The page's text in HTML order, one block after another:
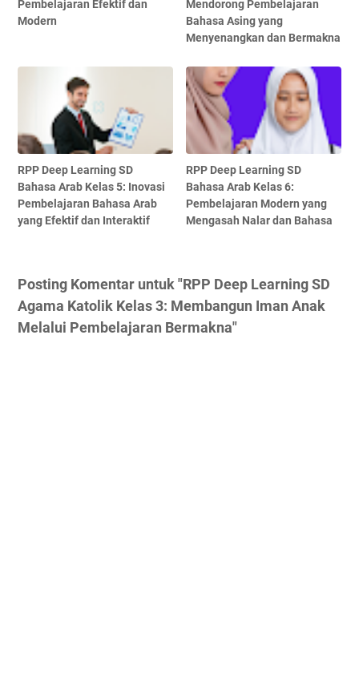
Pembelajaran Efektif dan
Modern
Mendorong Pembelajaran
Bahasa Asing yang
Menyenangkan dan Bermakna
RPP Deep Learning SD
Bahasa Arab Kelas 5: Inovasi
Pembelajaran Bahasa Arab
yang Efektif dan Interaktif
RPP Deep Learning SD
Bahasa Arab Kelas 6:
Pembelajaran Modern yang
Mengasah Nalar dan Bahasa
Posting Komentar untuk "RPP Deep Learning SD
Agama Katolik Kelas 3: Membangun Iman Anak
Melalui Pembelajaran Bermakna"